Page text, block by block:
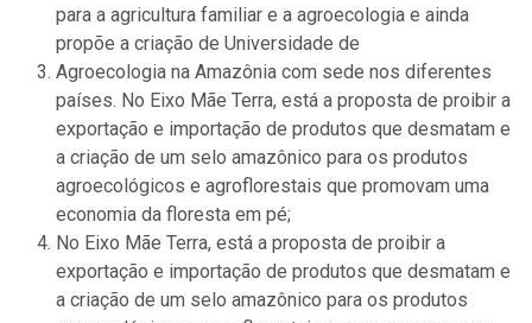
para a agricultura familiar e a agroecologia e ainda
propõe a criação de Universidade de
Agroecologia na Amazônia com sede nos diferentes
países. No Eixo Mãe Terra, está a proposta de proibir a
exportação e importação de produtos que desmatam e
a criação de um selo amazônico para os produtos
agroecológicos e agroflorestais que promovam uma
economia da floresta em pé;
No Eixo Mãe Terra, está a proposta de proibir a
exportação e importação de produtos que desmatam e
a criação de um selo amazônico para os produtos